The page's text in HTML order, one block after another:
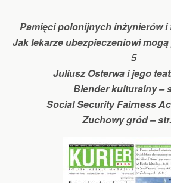
Pamięci polonijnych inżynierów i
Jak lekarze ubezpieczeniowi
5
Juliusz Osterwa i jego
Blender kulturalny –
Social Security Fairness
Zuchowy gród –